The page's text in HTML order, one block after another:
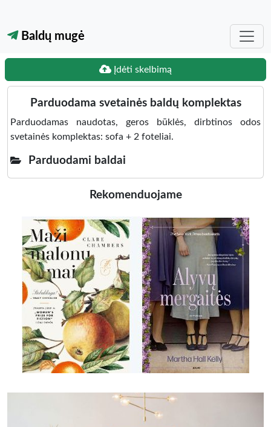
Baldų mugė
Įdėti skelbimą
Parduodama svetainės baldų komplektas
Parduodamas naudotas, geros būklės, dirbtinos odos
svetainės komplektas: sofa + 2 foteliai.
Parduodami baldai
Rekomenduojame